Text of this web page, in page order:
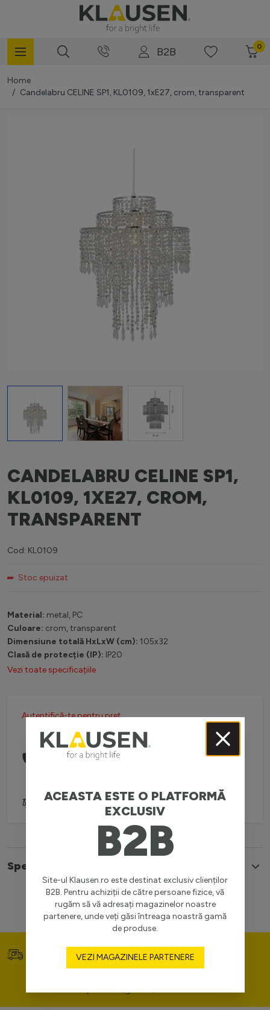
B2B 0
Home
/ Candelabru CELINE SP1, KL0109, 1xE27, crom, transparent
View larger imageView larger image
CANDELABRU CELINE SP1,
KL0109, 1XE27, CROM,
TRANSPARENT
Cod: KL0109
Stoc epuizat
Material: metal, PC
Culoare: crom, transparent
Dimensiune totală HxLxW (cm): 105x32
Clasă de protecție (IP): IP20
Vezi toate specificațiile
Autentifică-te pentru preț
Comanda telefonic la:
0738 757 210
Adaugă pentru comparare
Specificatii
ACEASTA ESTE O PLATFORMĂ
EXCLUSIV
B2B
Site-ul Klausen.ro este destinat exclusiv clienților
B2B. Pentru achiziții de către persoane fizice, vă
rugăm să vă adresați magazinelor noastre
partenere, unde veți găsi întreaga noastră gamă
de produse.
VEZI MAGAZINELE PARTENERE
Transport gratuit (>400
Prețuri competitive